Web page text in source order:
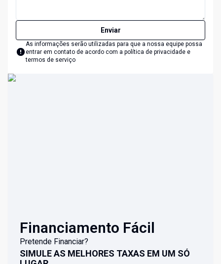
Enviar
As informações serão utilizadas para que a nossa equipe possa
entrar em contato de acordo com a política de privacidade e
termos de serviço
Financiamento Fácil
Pretende Financiar?
SIMULE AS MELHORES TAXAS EM UM SÓ